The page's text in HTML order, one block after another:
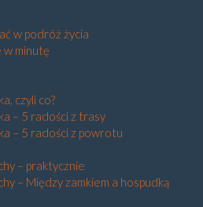
w podróż życia
w minutę
czyli co?
– 5 radości z trasy
– 5 radości z powrotu
– praktycznie
– Między zamkiem a hospudką